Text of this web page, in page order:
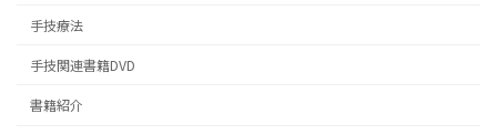
手技療法
手技関連書籍DVD
書籍紹介